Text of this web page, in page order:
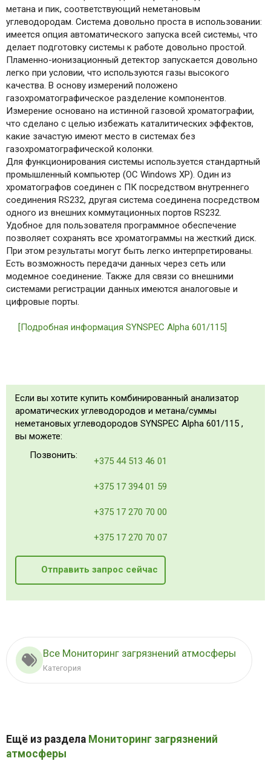
метана и пик, соответствующий неметановым
углеводородам. Система довольно проста в использовании:
имеется опция автоматического запуска всей системы, что
делает подготовку системы к работе довольно простой.
Пламенно-ионизационный детектор запускается довольно
легко при условии, что используются газы высокого
качества. В основу измерений положено
газохроматографическое разделение компонентов.
Измерение основано на истинной газовой хроматографии,
что сделано с целью избежать каталитических эффектов,
какие зачастую имеют место в системах без
газохроматографической колонки.
Для функционирования системы используется стандартный
промышленный компьютер (ОС Windows XP). Один из
хроматографов соединен с ПК посредством внутреннего
соединения RS232, другая система соединена посредством
одного из внешних коммутационных портов RS232.
Удобное для пользователя программное обеспечение
позволяет сохранять все хроматограммы на жесткий диск.
При этом результаты могут быть легко интерпретированы.
Есть возможность передачи данных через сеть или
модемное соединение. Также для связи со внешними
системами регистрации данных имеются аналоговые и
цифровые порты.
[Подробная информация SYNSPEC Alpha 601/115]
Если вы хотите купить комбинированный анализатор
ароматических углеводородов и метана/суммы
неметановых углеводородов SYNSPEC Alpha 601/115 ,
вы можете:
Позвонить:
+375 44 513 46 01
+375 17 394 01 59
+375 17 270 70 00
+375 17 270 70 07
Отправить запрос сейчас
Все Мониторинг загрязнений атмосферы
Категория
Ещё из раздела Мониторинг загрязнений
атмосферы